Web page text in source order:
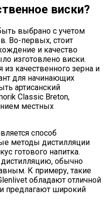
виски?
выбрано с учетом
Во-первых, стоит
и качество
изготовлено виски.
качественного зерна и
для начинающих
артисанский
Classic Breton,
местных
способ
методы дистилляции
готового напитка.
обычно
К примеру, такие
обладают отличной
предлагают широкий